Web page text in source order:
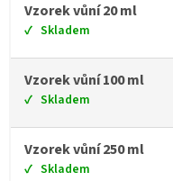
Vzorek vůní 20 ml
Skladem
Vzorek vůní 100 ml
Skladem
Vzorek vůní 250 ml
Skladem